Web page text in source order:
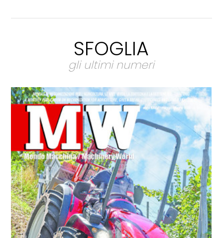
SFOGLIA
gli ultimi numeri